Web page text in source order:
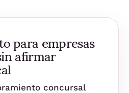
para empresas
afirmar
concursal